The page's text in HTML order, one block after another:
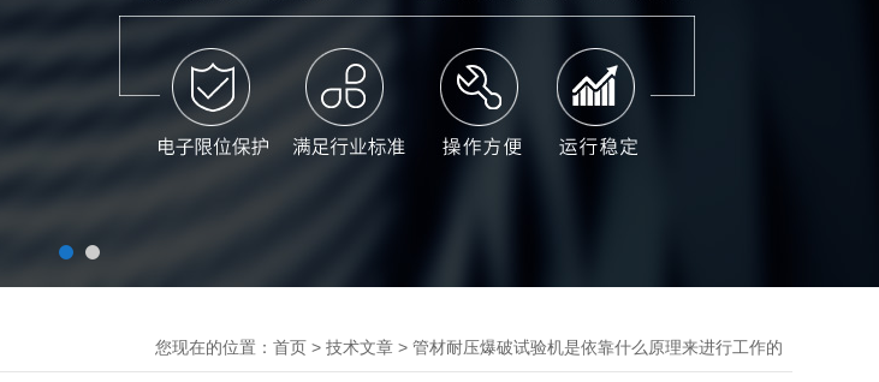
您现在的位置： 首页 > 技术文章 > 管材耐压爆破试验机是依靠什么原理来进行工作的